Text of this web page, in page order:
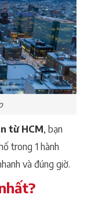
từ HCM, bạn
trong 1 hành
và đúng giờ.